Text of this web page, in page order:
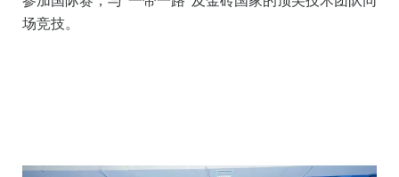
对接机制建设，从实验室走向企业，推动创新链与产业
链深度融合，加快优秀项目落地转化。
度进行综合评估，最终胜出的优秀项目将有机会代表中